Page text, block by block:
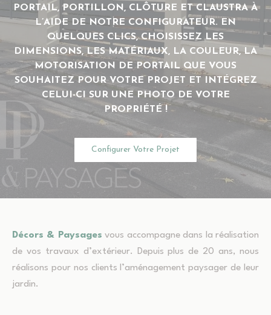
PORTAIL, PORTILLON, CLÔTURE ET CLAUSTRA À
L’AIDE DE NOTRE CONFIGURATEUR. EN
QUELQUES CLICS, CHOISISSEZ LES
DIMENSIONS, LES MATÉRIAUX, LA COULEUR, LA
MOTORISATION DE PORTAIL QUE VOUS
SOUHAITEZ POUR VOTRE PROJET ET INTÉGREZ
CELUI-CI SUR UNE PHOTO DE VOTRE
PROPRIÉTÉ !
Configurer Votre Projet
Décors & Paysages vous accompagne dans la réalisation
de vos travaux d’extérieur. Depuis plus de 20 ans, nous
réalisons pour nos clients l’aménagement paysager de leur
jardin.